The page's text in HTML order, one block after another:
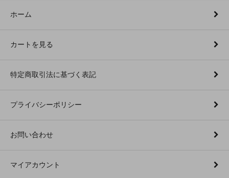
ホーム
カートを見る
特定商取引法に基づく表記
プライバシーポリシー
お問い合わせ
マイアカウント